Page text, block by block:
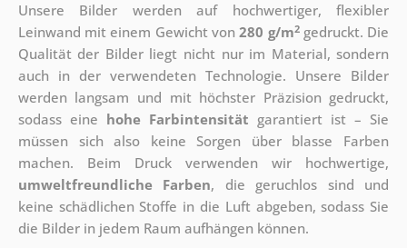
Unsere Bilder werden auf hochwertiger, flexibler
Leinwand mit einem Gewicht von280 g/m2gedruckt. Die
Qualität der Bilder liegt nicht nur im Material, sondern
auch in der verwendeten Technologie. Unsere Bilder
werden langsam und mit höchster Präzision gedruckt,
sodass eine hohe Farbintensität garantiert ist – Sie
müssen sich also keine Sorgen über blasse Farben
machen. Beim Druck verwenden wir hochwertige,
umweltfreundliche Farben, die geruchlos sind und
keine schädlichen Stoffe in die Luft abgeben, sodass Sie
die Bilder in jedem Raum aufhängen können.